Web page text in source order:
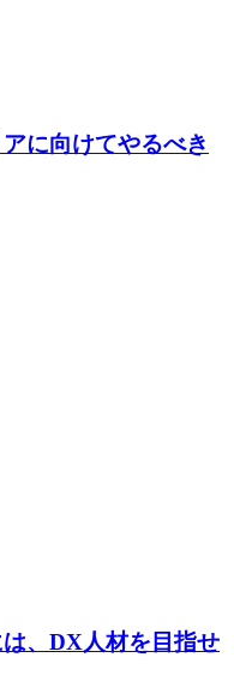
に向けてやるべき
、DX人材を目指せ